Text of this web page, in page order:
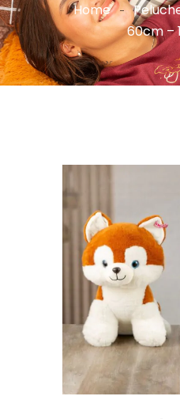
Home
60cm –